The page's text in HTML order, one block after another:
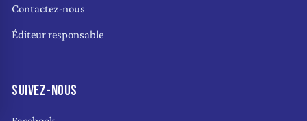
Contactez-nous
Éditeur responsable
SUIVEZ-NOUS